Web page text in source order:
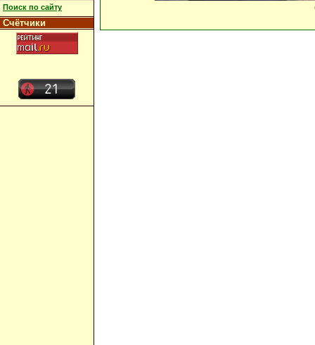
Поиск по сайту
Счётчики